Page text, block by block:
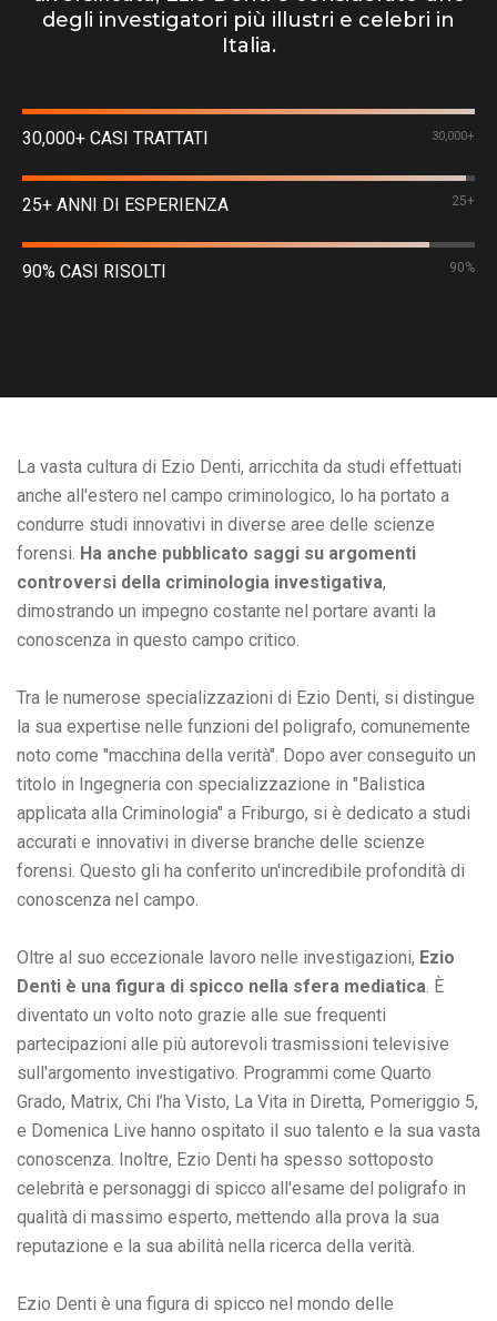
degli investigatori più illustri e celebri in
Italia.
30,000+ CASI TRATTATI 30,000+
25+ ANNI DI ESPERIENZA 25+
90% CASI RISOLTI 90%
La vasta cultura di Ezio Denti, arricchita da studi effettuati
anche all'estero nel campo criminologico, lo ha portato a
condurre studi innovativi in diverse aree delle scienze
forensi. Ha anche pubblicato saggi su argomenti
controversi della criminologia investigativa,
dimostrando un impegno costante nel portare avanti la
conoscenza in questo campo critico.
Tra le numerose specializzazioni di Ezio Denti, si distingue
la sua expertise nelle funzioni del poligrafo, comunemente
noto come "macchina della verità". Dopo aver conseguito un
titolo in Ingegneria con specializzazione in "Balistica
applicata alla Criminologia" a Friburgo, si è dedicato a studi
accurati e innovativi in diverse branche delle scienze
forensi. Questo gli ha conferito un'incredibile profondità di
conoscenza nel campo.
Oltre al suo eccezionale lavoro nelle investigazioni, Ezio
Denti è una figura di spicco nella sfera mediatica. È
diventato un volto noto grazie alle sue frequenti
partecipazioni alle più autorevoli trasmissioni televisive
sull'argomento investigativo. Programmi come Quarto
Grado, Matrix, Chi l’ha Visto, La Vita in Diretta, Pomeriggio 5,
e Domenica Live hanno ospitato il suo talento e la sua vasta
conoscenza. Inoltre, Ezio Denti ha spesso sottoposto
celebrità e personaggi di spicco all'esame del poligrafo in
qualità di massimo esperto, mettendo alla prova la sua
reputazione e la sua abilità nella ricerca della verità.
Ezio Denti è una figura di spicco nel mondo delle